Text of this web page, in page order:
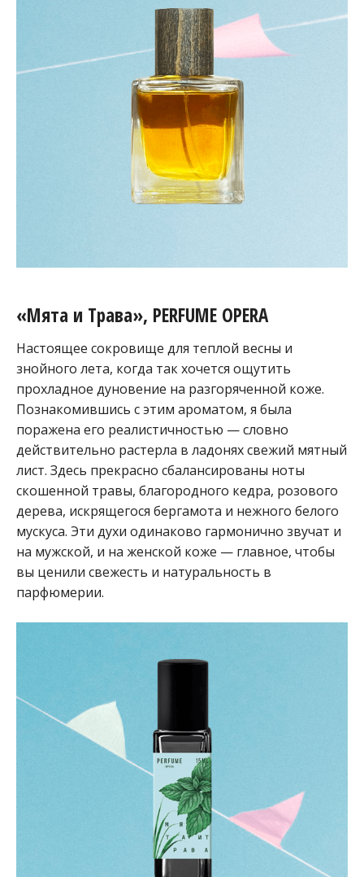
«Мята и Трава», PERFUME OPERA
Настоящее сокровище для теплой весны и
знойного лета, когда так хочется ощутить
прохладное дуновение на разгоряченной коже.
Познакомившись с этим ароматом, я была
поражена его реалистичностью — словно
действительно растерла в ладонях свежий мятный
лист. Здесь прекрасно сбалансированы ноты
скошенной травы, благородного кедра, розового
дерева, искрящегося бергамота и нежного белого
мускуса. Эти духи одинаково гармонично звучат и
на мужской, и на женской коже — главное, чтобы
вы ценили свежесть и натуральность в
парфюмерии.